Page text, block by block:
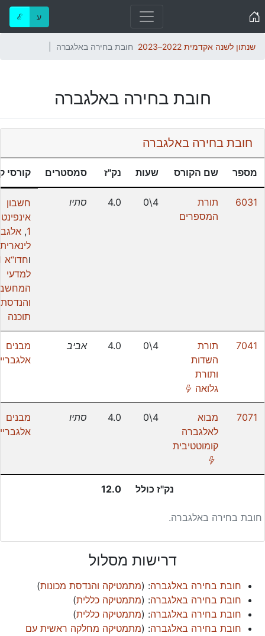
ℰ ע
שנתון לשנה אקדמית 2022–2023 חובת בחירה באלגברה
חובת בחירה באלגברה
חובת בחירה באלגברה
חובת בחירה באלגברה.
מספר שם הקורס שעות נק"ז סמסטרים קורסי
נק"ז כולל 12.0
6031
תורת
המספרים
4\0
4.0 סתיו
חשבון
1
,
לינארית
ו
למדעי
והנדסת
תוכנה
7041
תורת
השדות
ותורת
גלואה
4\0
4.0 אביב
מבנים
7071
מבוא
לאלגברה
קומוטטיבית
4\0
4.0 סתיו
מבנים
דרישות מסלול
חובת בחירה באלגברה: (מתמטיקה והנדסת מכונות)
חובת בחירה באלגברה: (מתמטיקה כללית)
חובת בחירה באלגברה: (מתמטיקה כללית)
חובת בחירה באלגברה: (מתמטיקה מחלקה ראשית עם